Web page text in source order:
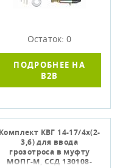
Остаток: 0
ПОДРОБНЕЕ НА
B2B
Комплект КВГ 14-17/4х(2-
3,6) для ввода
грозотроса в муфту
МОПГ-М, ССД 130108-